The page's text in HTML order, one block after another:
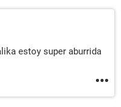
estoy super aburrida